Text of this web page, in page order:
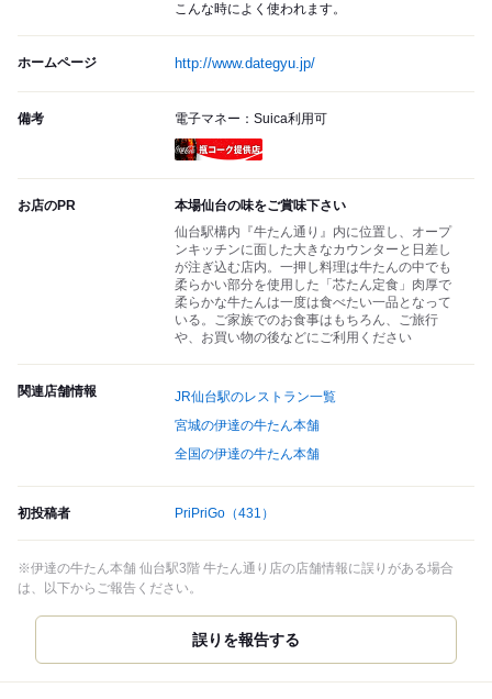
こんな時によく使われます。
ホームページ http://www.dategyu.jp/
備考
電子マネー：Suica利用可
お店のPR
本場仙台の味をご賞味下さい
仙台駅構内『牛たん通り』内に位置し、オープ
ンキッチンに面した大きなカウンターと日差し
が注ぎ込む店内。一押し料理は牛たんの中でも
柔らかい部分を使用した「芯たん定食」肉厚で
柔らかな牛たんは一度は食べたい一品となって
いる。ご家族でのお食事はもちろん、ご旅行
や、お買い物の後などにご利用ください
関連店舗情報
JR仙台駅のレストラン一覧
宮城の伊達の牛たん本舗
全国の伊達の牛たん本舗
初投稿者 PriPriGo （431）
※伊達の牛たん本舗 仙台駅3階 牛たん通り店の店舗情報に誤りがある場合
は、以下からご報告ください。
誤りを報告する